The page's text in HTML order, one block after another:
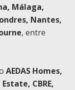
Málaga,
Nantes,
, entre
AEDAS Homes,
CBRE,